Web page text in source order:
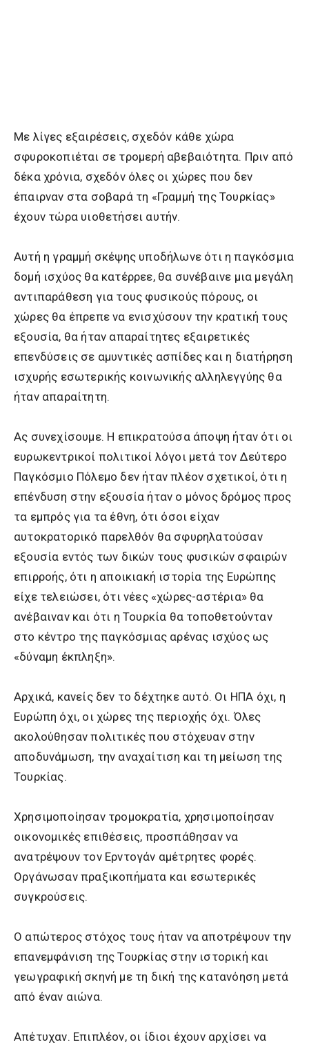
Με λίγες εξαιρέσεις, σχεδόν κάθε χώρα
σφυροκοπιέται σε τρομερή αβεβαιότητα. Πριν από
δέκα χρόνια, σχεδόν όλες οι χώρες που δεν
έπαιρναν στα σοβαρά τη «Γραμμή της Τουρκίας»
έχουν τώρα υιοθετήσει αυτήν.
Αυτή η γραμμή σκέψης υποδήλωνε ότι η παγκόσμια
δομή ισχύος θα κατέρρεε, θα συνέβαινε μια μεγάλη
αντιπαράθεση για τους φυσικούς πόρους, οι
χώρες θα έπρεπε να ενισχύσουν την κρατική τους
εξουσία, θα ήταν απαραίτητες εξαιρετικές
επενδύσεις σε αμυντικές ασπίδες και η διατήρηση
ισχυρής εσωτερικής κοινωνικής αλληλεγγύης θα
ήταν απαραίτητη.
Ας συνεχίσουμε. Η επικρατούσα άποψη ήταν ότι οι
ευρωκεντρικοί πολιτικοί λόγοι μετά τον Δεύτερο
Παγκόσμιο Πόλεμο δεν ήταν πλέον σχετικοί, ότι η
επένδυση στην εξουσία ήταν ο μόνος δρόμος προς
τα εμπρός για τα έθνη, ότι όσοι είχαν
αυτοκρατορικό παρελθόν θα σφυρηλατούσαν
εξουσία εντός των δικών τους φυσικών σφαιρών
επιρροής, ότι η αποικιακή ιστορία της Ευρώπης
είχε τελειώσει, ότι νέες «χώρες-αστέρια» θα
ανέβαιναν και ότι η Τουρκία θα τοποθετούνταν
στο κέντρο της παγκόσμιας αρένας ισχύος ως
«δύναμη έκπληξη».
Αρχικά, κανείς δεν το δέχτηκε αυτό. Οι ΗΠΑ όχι, η
Ευρώπη όχι, οι χώρες της περιοχής όχι. Όλες
ακολούθησαν πολιτικές που στόχευαν στην
αποδυνάμωση, την αναχαίτιση και τη μείωση της
Τουρκίας.
Χρησιμοποίησαν τρομοκρατία, χρησιμοποίησαν
οικονομικές επιθέσεις, προσπάθησαν να
ανατρέψουν τον Ερντογάν αμέτρητες φορές.
Οργάνωσαν πραξικοπήματα και εσωτερικές
συγκρούσεις.
Ο απώτερος στόχος τους ήταν να αποτρέψουν την
επανεμφάνιση της Τουρκίας στην ιστορική και
γεωγραφική σκηνή με τη δική της κατανόηση μετά
από έναν αιώνα.
Απέτυχαν. Επιπλέον, οι ίδιοι έχουν αρχίσει να